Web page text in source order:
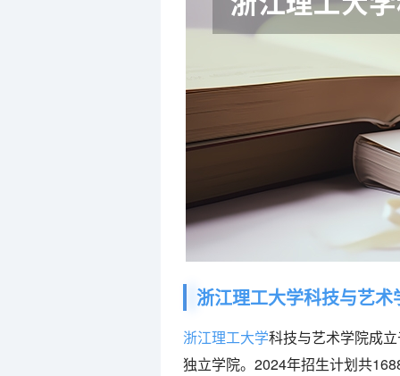
浙江理工大学科技与艺术
浙江理工大学科技与艺术学院成
独立学院。2024年招生计划共